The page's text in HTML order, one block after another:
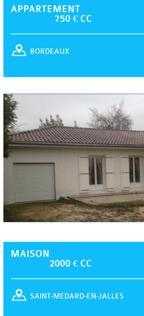
APPARTEMENT
750 € CC
BORDEAUX
MAISON
2000 € CC
SAINT-MEDARD-EN-JALLES